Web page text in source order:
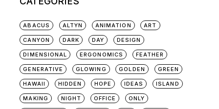
ABACUS ALTYN ANIMATION ART
CANYON DARK DAY DESIGN
DIMENSIONAL ERGONOMICS FEATHER
GENERATIVE GLOWING GOLDEN GREEN
HAWAII HIDDEN HOPE IDEAS ISLAND
MAKING NIGHT OFFICE ONLY